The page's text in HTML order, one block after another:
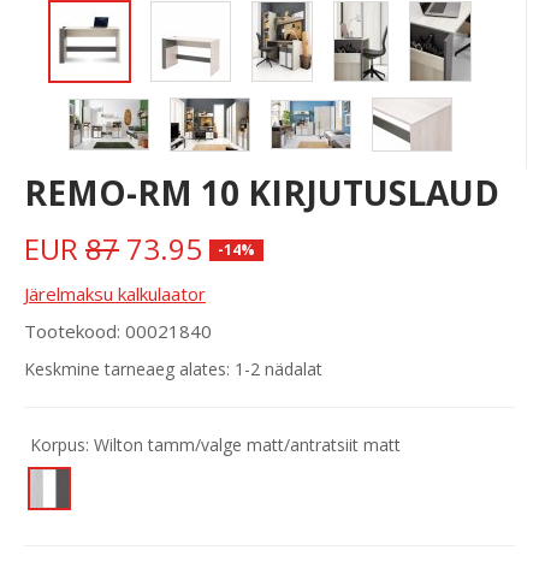
REMO-RM 10 KIRJUTUSLAUD
EUR 87 73.95 -14%
Järelmaksu kalkulaator
Tootekood: 00021840
Keskmine tarneaeg alates: 1-2 nädalat
Korpus: Wilton tamm/valge matt/antratsiit matt